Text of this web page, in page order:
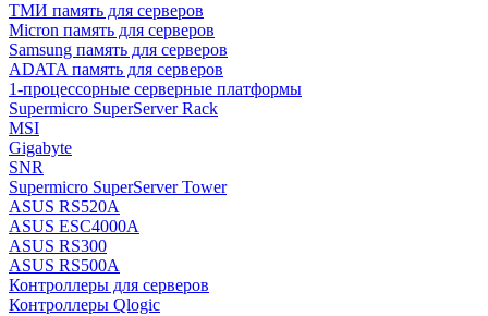
ТМИ память для серверов
Micron память для серверов
Samsung память для серверов
ADATA память для серверов
1-процессорные серверные платформы
Supermicro SuperServer Rack
MSI
Gigabyte
SNR
Supermicro SuperServer Tower
ASUS RS520A
ASUS ESC4000A
ASUS RS300
ASUS RS500A
Контроллеры для серверов
Контроллеры Qlogic